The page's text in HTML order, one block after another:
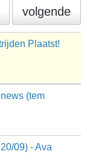
volgende
Plaatst!
(tem
09) - Ava